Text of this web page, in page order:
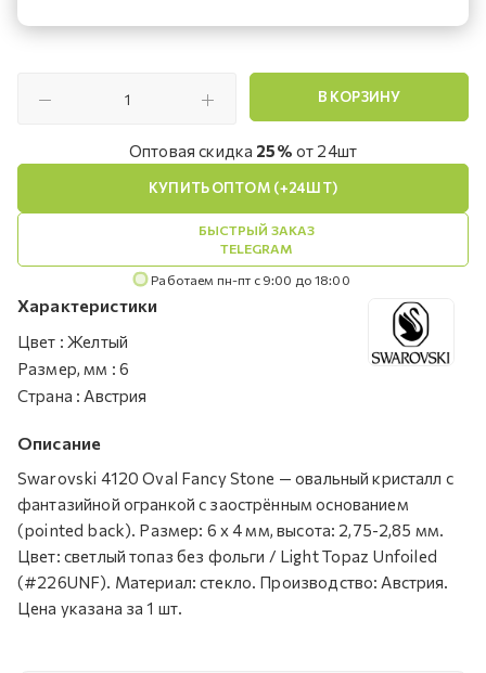
В КОРЗИНУ
Оптовая скидка 25% от 24шт
КУПИТЬ ОПТОМ (+24ШТ)
БЫСТРЫЙ ЗАКАЗ
TELEGRAM
Работаем пн-пт с 9:00 до 18:00
Характеристики
Цвет : Желтый
Размер, мм : 6
Страна : Австрия
Описание
Swarovski 4120 Oval Fancy Stone — овальный кристалл с
фантазийной огранкой с заострённым основанием
(pointed back). Размер: 6 х 4 мм, высота: 2,75-2,85 мм.
Цвет: светлый топаз без фольги / Light Topaz Unfoiled
(#226UNF). Материал: стекло. Производство: Австрия.
Цена указана за 1 шт.